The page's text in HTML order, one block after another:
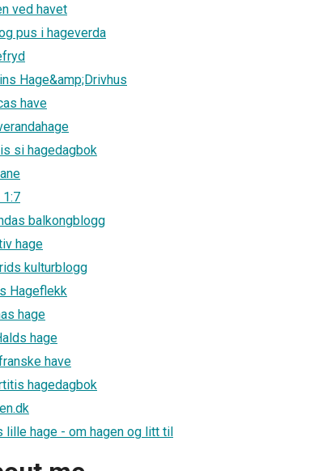
ved havet
pus i hageverda
Hage&amp;Drivhus
have
si hagedagbok
1:7
balkongblogg
hage
kulturblogg
Hageflekk
hage
hage
have
hagedagbok
lille hage - om hagen og litt til